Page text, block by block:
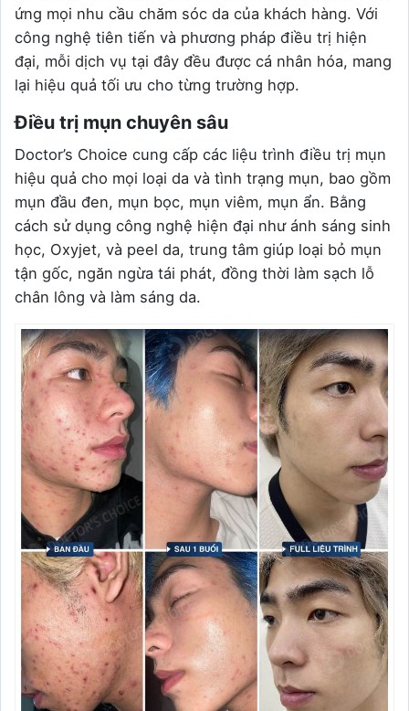
ứng mọi nhu cầu chăm sóc da của khách hàng. Với
công nghệ tiên tiến và phương pháp điều trị hiện
đại, mỗi dịch vụ tại đây đều được cá nhân hóa, mang
lại hiệu quả tối ưu cho từng trường hợp.
Điều trị mụn chuyên sâu
Doctor’s Choice cung cấp các liệu trình điều trị mụn
hiệu quả cho mọi loại da và tình trạng mụn, bao gồm
mụn đầu đen, mụn bọc, mụn viêm, mụn ẩn. Bằng
cách sử dụng công nghệ hiện đại như ánh sáng sinh
học, Oxyjet, và peel da, trung tâm giúp loại bỏ mụn
tận gốc, ngăn ngừa tái phát, đồng thời làm sạch lỗ
chân lông và làm sáng da.